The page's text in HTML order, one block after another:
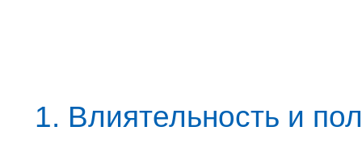
1. Влиятельность и